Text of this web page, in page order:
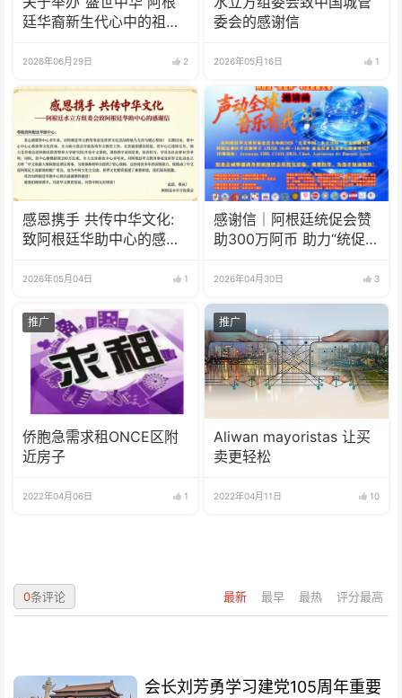
廷华裔新生代心中的祖
2026年06月29日 2
委会的感谢信
2026年05月16日 1
感恩携手 共传中华文化:
致阿根廷华助中心的感谢
2026年05月04日 1
感谢信｜阿根廷统促会赞
助300万阿币 助力“统促
满举办
2026年04月30日 3
推广
侨胞急需求租ONCE区附
近房子
2022年04月06日 1
推广
Aliwan mayoristas 让买
卖更轻松
2022年04月11日 10
最新 最早 最热 评分最高
0条评论
会长刘芳勇学习建党105周年重要